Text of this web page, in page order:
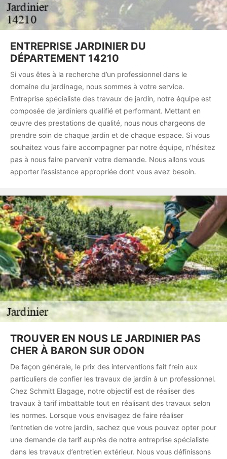
ENTREPRISE JARDINIER DU
DÉPARTEMENT 14210
Si vous êtes à la recherche d’un professionnel dans le
domaine du jardinage, nous sommes à votre service.
Entreprise spécialiste des travaux de jardin, notre équipe est
composée de jardiniers qualifié et performant. Mettant en
œuvre des prestations de qualité, nous nous chargeons de
prendre soin de chaque jardin et de chaque espace. Si vous
souhaitez vous faire accompagner par notre équipe, n’hésitez
pas à nous faire parvenir votre demande. Nous allons vous
apporter l’assistance appropriée dont vous avez besoin.
TROUVER EN NOUS LE JARDINIER PAS
CHER À BARON SUR ODON
De façon générale, le prix des interventions fait frein aux
particuliers de confier les travaux de jardin à un professionnel.
Chez Schmitt Elagage, notre objectif est de réaliser des
travaux à tarif imbattable tout en réalisant des travaux selon
les normes. Lorsque vous envisagez de faire réaliser
l’entretien de votre jardin, sachez que vous pouvez opter pour
une demande de tarif auprès de notre entreprise spécialiste
dans les travaux d’entretien extérieur. Nous vous définissons